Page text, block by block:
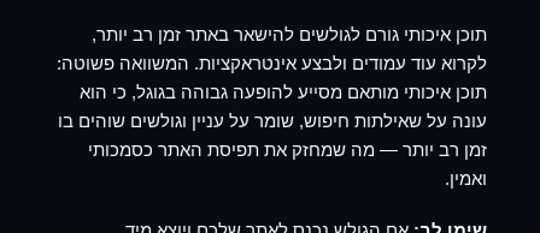
תוכן איכותי גורם לגולשים להישאר באתר זמן רב יותר,
לקרוא עוד עמודים ולבצע אינטראקציות. המשוואה פשוטה:
תוכן איכותי מותאם מסייע להופעה גבוהה בגוגל, כי הוא
עונה על שאילתות חיפוש, שומר על עניין וגולשים שוהים בו
זמן רב יותר — מה שמחזק את תפיסת האתר כסמכותי
ואמין.